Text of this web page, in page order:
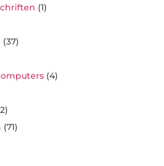
(1)
(37)
(4)
(71)